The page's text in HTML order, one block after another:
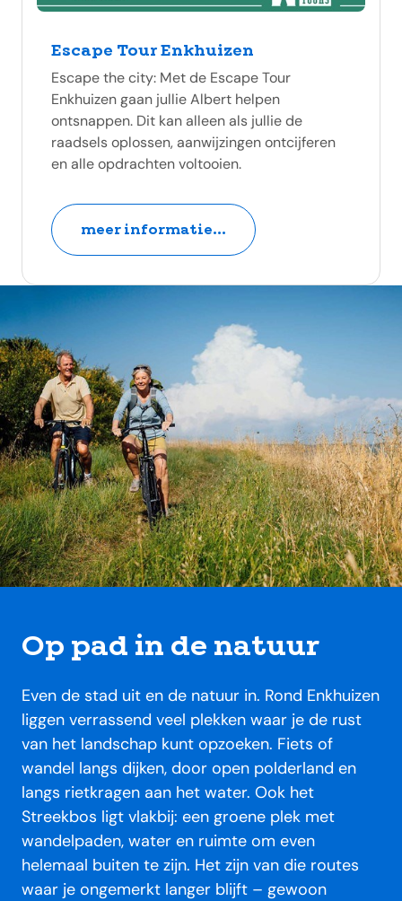
Escape Tour Enkhuizen
Escape the city: Met de Escape Tour
Enkhuizen gaan jullie Albert helpen
ontsnappen. Dit kan alleen als jullie de
raadsels oplossen, aanwijzingen ontcijferen
en alle opdrachten voltooien.
meer informatie...
Op pad in de natuur
Even de stad uit en de natuur in. Rond Enkhuizen
liggen verrassend veel plekken waar je de rust
van het landschap kunt opzoeken. Fiets of
wandel langs dijken, door open polderland en
langs rietkragen aan het water. Ook het
Streekbos ligt vlakbij: een groene plek met
wandelpaden, water en ruimte om even
helemaal buiten te zijn. Het zijn van die routes
waar je ongemerkt langer blijft – gewoon